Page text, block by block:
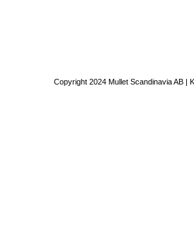
Copyright 2024 Mullet Scandinavia AB |